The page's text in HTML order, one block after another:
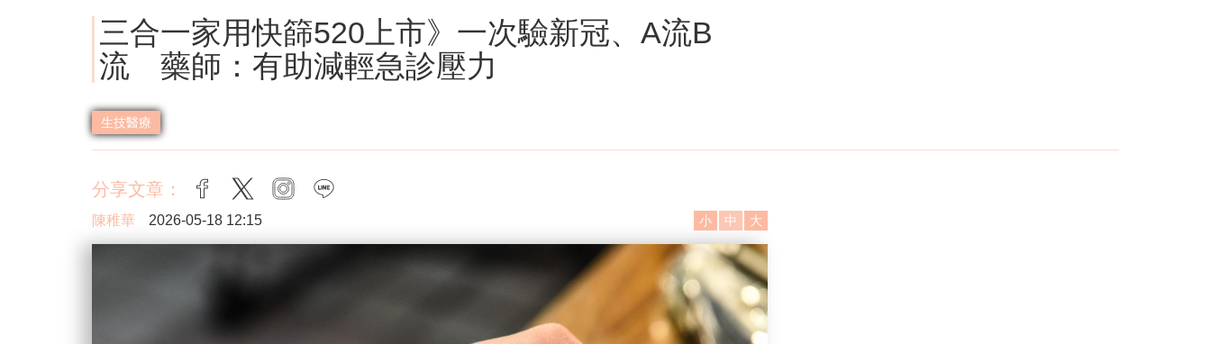
三合一家用快篩520上市》一次驗新冠、A流B
流 藥師：有助減輕急診壓力
生技醫療
分享文章： facebook
twitter instagram
陳稚華 2026-05-18 12:15 小 中 大